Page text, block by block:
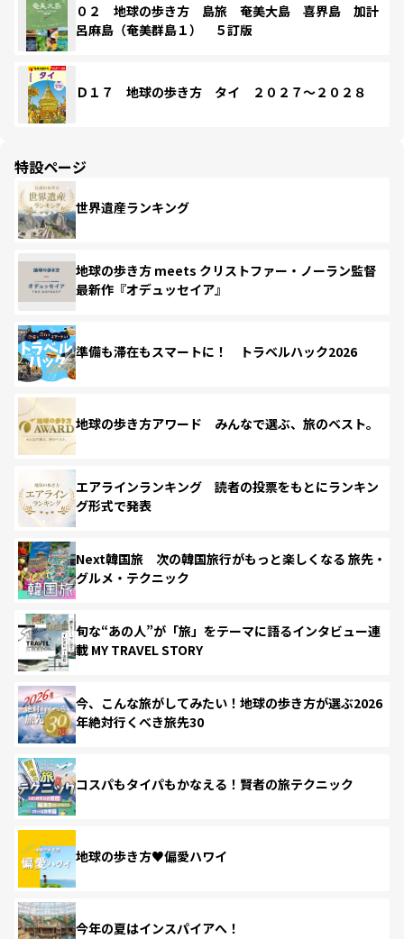
０２ 地球の歩き方 島旅 奄美大島 喜界島 加計
呂麻島（奄美群島１） ５訂版
Ｄ１７ 地球の歩き方 タイ ２０２７～２０２８
特設ページ
世界遺産ランキング
地球の歩き方 meets クリストファー・ノーラン監督
最新作『オデュッセイア』
準備も滞在もスマートに！ トラベルハック2026
地球の歩き方アワード みんなで選ぶ、旅のベスト。
エアラインランキング 読者の投票をもとにランキン
グ形式で発表
Next韓国旅 次の韓国旅行がもっと楽しくなる 旅先・
グルメ・テクニック
旬な“あの人”が「旅」をテーマに語るインタビュー連
載 MY TRAVEL STORY
今、こんな旅がしてみたい！地球の歩き方が選ぶ2026
年絶対行くべき旅先30
コスパもタイパもかなえる！賢者の旅テクニック
地球の歩き方♥偏愛ハワイ
今年の夏はインスパイアへ！